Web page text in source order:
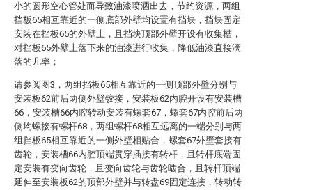
小的圆形空心管处而导致油漆喷洒出去，节约资源，两组
挡板65相互靠近的一侧底部外壁均设置有挡块，挡块固定
安装在挡板65的外壁上，且挡块顶部外壁开设有收集槽，
对挡板65外壁上落下来的油漆进行收集，降低油漆直接滴
落的几率；
请参阅图3，两组挡板65相互靠近的一侧顶部外壁分别与
安装板62前后两侧外壁铰接，安装板62内腔开设有安装槽
66，安装槽66内腔转动安装有螺套67，螺套67内腔前后两
侧均螺接有螺杆68，两组螺杆68相互远离的一端分别与两
组挡板65相互靠近的一侧外壁相贴合，螺套67外壁套接有
齿轮，安装槽66内腔顶端贯穿插接有转杆，且转杆底端固
定安装有变向齿轮，且变向齿轮与齿轮啮合，且转杆顶端
延伸至安装板62的顶部外壁并与转盘69固定连接，转动转